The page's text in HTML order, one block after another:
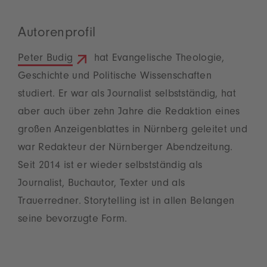
Autorenprofil
Peter Budig
hat Evangelische Theologie,
Geschichte und Politische Wissenschaften
studiert. Er war als Journalist selbstständig, hat
aber auch über zehn Jahre die Redaktion eines
großen Anzeigenblattes in Nürnberg geleitet und
war Redakteur der Nürnberger Abendzeitung.
Seit 2014 ist er wieder selbstständig als
Journalist, Buchautor, Texter und als
Trauerredner. Storytelling ist in allen Belangen
seine bevorzugte Form.